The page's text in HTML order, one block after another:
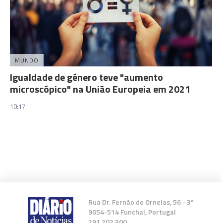
MUNDO
Igualdade de género teve "aumento
microscópico" na União Europeia em 2021
10:17
Rua Dr. Fernão de Ornelas, 56 - 3º
9054-514 Funchal, Portugal